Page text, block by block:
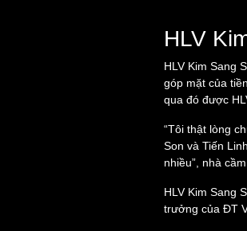
HLV
HLV Kim Sang
góp mặt của
qua đó được
“Tôi thật lòng
Son và Tiến
nhiều”, nhà
HLV Kim Sang
trưởng của ĐT